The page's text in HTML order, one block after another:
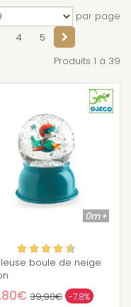
par page
4
5
Produits 1 à 39
0m+
boule de neige
39,90€ -7.8%